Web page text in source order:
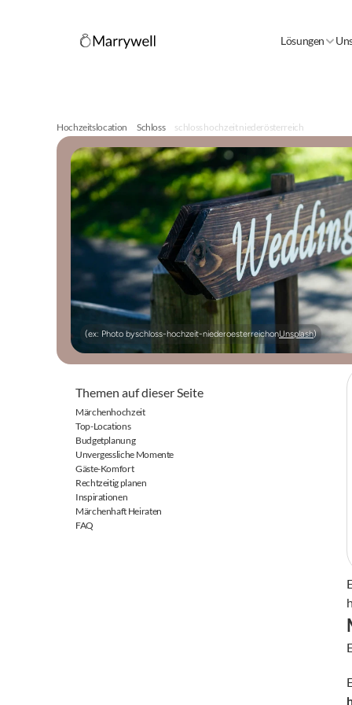
Lösungen
Hochzeitslocation Schloss schloss hochzeit niederösterreich
(ex: Photo byschloss-hochzeit-niederoesterreichonUnsplash)
Themen auf dieser Seite
Märchenhochzeit
Top-Locations
Budgetplanung
Unvergessliche Momente
Gäste-Komfort
Rechtzeitig planen
Inspirationen
Märchenhaft Heiraten
FAQ